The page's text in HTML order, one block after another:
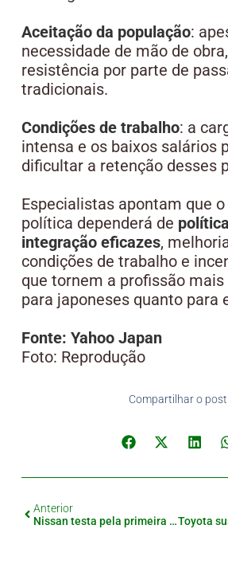
Aceitação da população:
necessidade de mão de
resistência por parte de
tradicionais.
Condições de trabalho: a
intensa e os baixos salários
dificultar a retenção desses
Especialistas apontam que
política dependerá de
integração eficazes,
condições de trabalho e
que tornem a profissão
para japoneses quanto para
Fonte: Yahoo Japan
Foto: Reprodução
Compartilhar o post
Anterior
Nissan testa pela primeira vez direção autônoma sem motorista em trânsito urbano no Japão